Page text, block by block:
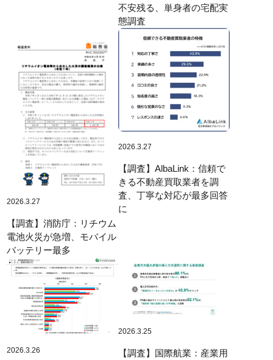
不安残る、単身者の宅配実
態調査
2026.3.27
【調査】消防庁：リチウム
電池火災が急増、モバイル
バッテリー最多
2026.3.27
【調査】AlbaLink：信頼で
きる不動産買取業者を調
査、丁寧な対応が最多回答
に
2026.3.26
2026.3.25
【調査】国際航業：産業用